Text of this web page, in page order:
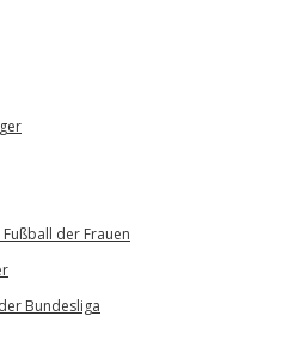
der Frauen
Bundesliga